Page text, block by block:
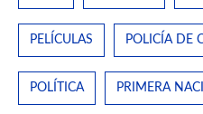
PELÍCULAS POLICÍA DE
POLÍTICA PRIMERA